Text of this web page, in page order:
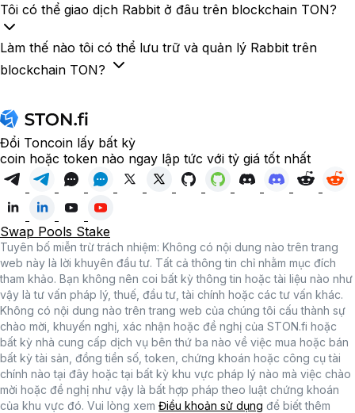
Tôi có thể giao dịch Rabbit ở đâu trên blockchain TON?
Làm thế nào tôi có thể lưu trữ và quản lý Rabbit trên
blockchain TON?
Đổi Toncoin lấy bất kỳ
coin hoặc token nào ngay lập tức với tỷ giá tốt nhất
Swap Pools Stake
Tuyên bố miễn trừ trách nhiệm: Không có nội dung nào trên trang
web này là lời khuyên đầu tư. Tất cả thông tin chỉ nhằm mục đích
tham khảo. Bạn không nên coi bất kỳ thông tin hoặc tài liệu nào như
vậy là tư vấn pháp lý, thuế, đầu tư, tài chính hoặc các tư vấn khác.
Không có nội dung nào trên trang web của chúng tôi cấu thành sự
chào mời, khuyến nghị, xác nhận hoặc đề nghị của STON.fi hoặc
bất kỳ nhà cung cấp dịch vụ bên thứ ba nào về việc mua hoặc bán
bất kỳ tài sản, đồng tiền số, token, chứng khoán hoặc công cụ tài
chính nào tại đây hoặc tại bất kỳ khu vực pháp lý nào mà việc chào
mời hoặc đề nghị như vậy là bất hợp pháp theo luật chứng khoán
của khu vực đó. Vui lòng xem Điều khoản sử dụng để biết thêm